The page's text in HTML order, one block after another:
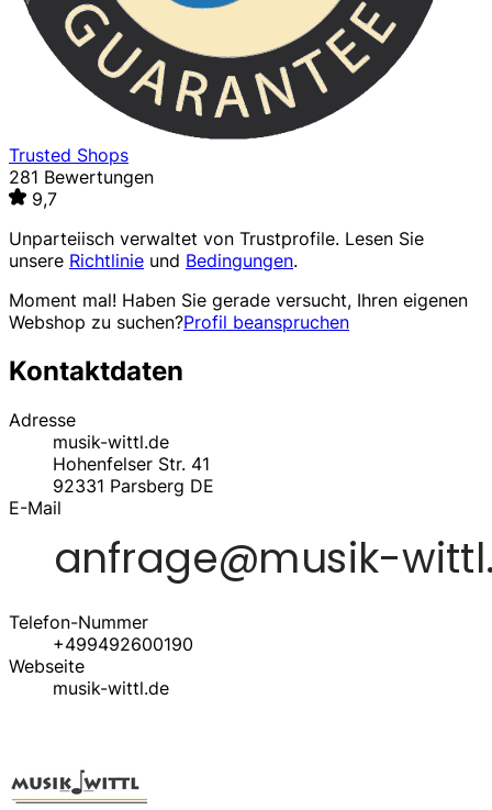
Trusted Shops
281 Bewertungen
9,7
Unparteiisch verwaltet von Trustprofile. Lesen Sie
unsere Richtlinie und Bedingungen.
Moment mal! Haben Sie gerade versucht, Ihren eigenen
Webshop zu suchen?Profil beanspruchen
Kontaktdaten
Adresse
musik-wittl.de
Hohenfelser Str. 41
92331 Parsberg DE
E-Mail
Telefon-Nummer
+499492600190
Webseite
musik-wittl.de